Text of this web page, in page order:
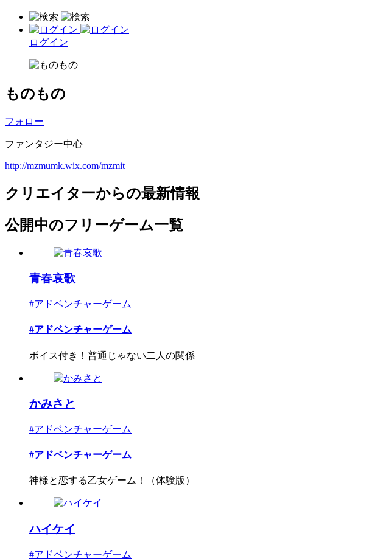
ログイン
ものもの
フォロー
ファンタジー中心
http://mzmumk.wix.com/mzmit
クリエイターからの最新情報
公開中のフリーゲーム一覧
青春哀歌
#アドベンチャーゲーム
#アドベンチャーゲーム
ボイス付き！普通じゃない二人の関係
かみさと
#アドベンチャーゲーム
#アドベンチャーゲーム
神様と恋する乙女ゲーム！（体験版）
ハイケイ
#アドベンチャーゲーム